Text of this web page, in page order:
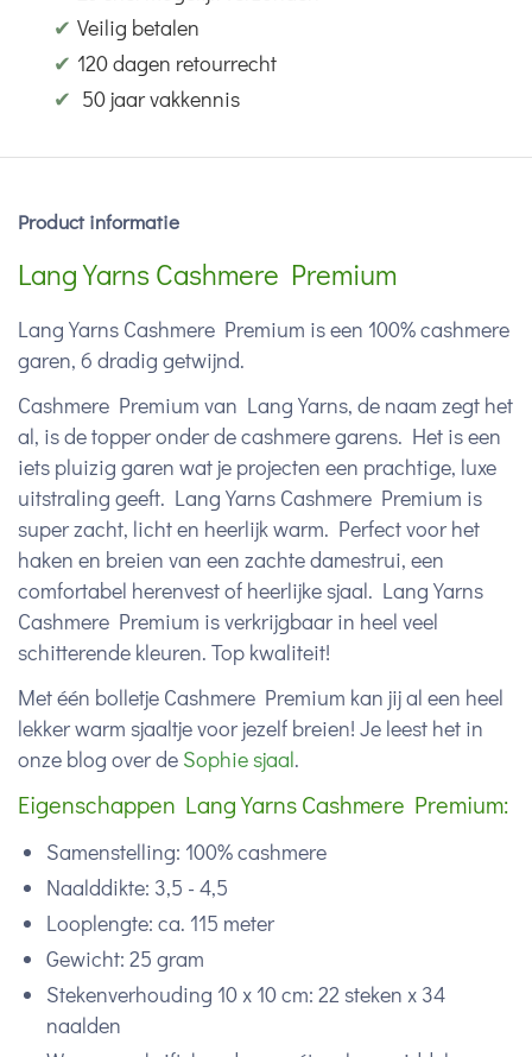
✔ Veilig betalen
✔ 120 dagen retourrecht
✔ 50 jaar vakkennis
Product informatie
Lang Yarns Cashmere Premium
Lang Yarns Cashmere Premium is een 100% cashmere
garen, 6 dradig getwijnd.
Cashmere Premium van Lang Yarns, de naam zegt het
al, is de topper onder de cashmere garens. Het is een
iets pluizig garen wat je projecten een prachtige, luxe
uitstraling geeft. Lang Yarns Cashmere Premium is
super zacht, licht en heerlijk warm. Perfect voor het
haken en breien van een zachte damestrui, een
comfortabel herenvest of heerlijke sjaal. Lang Yarns
Cashmere Premium is verkrijgbaar in heel veel
schitterende kleuren. Top kwaliteit!
Met één bolletje Cashmere Premium kan jij al een heel
lekker warm sjaaltje voor jezelf breien! Je leest het in
onze blog over de Sophie sjaal.
Eigenschappen Lang Yarns Cashmere Premium:
Samenstelling: 100% cashmere
Naalddikte: 3,5 - 4,5
Looplengte: ca. 115 meter
Gewicht: 25 gram
Stekenverhouding 10 x 10 cm: 22 steken x 34
naalden